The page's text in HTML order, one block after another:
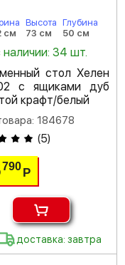
см
Высота
73 см
Глубина
50 см
наличии: 34 шт.
стол Хелен
с ящиками дуб
крафт/белый
184678
(5)
790 Р
доставка: завтра